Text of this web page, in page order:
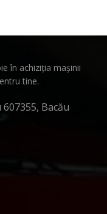
în achiziția mașinii
tine.
Bacău